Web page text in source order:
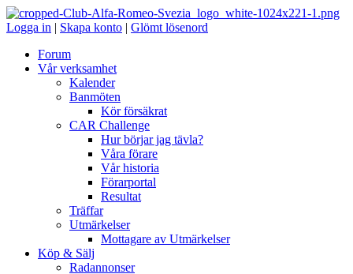
Logga in | Skapa konto | Glömt lösenord
Forum
Vår verksamhet
Kalender
Banmöten
Kör försäkrat
CAR Challenge
Hur börjar jag tävla?
Våra förare
Vår historia
Förarportal
Resultat
Träffar
Utmärkelser
Mottagare av Utmärkelser
Köp & Sälj
Radannonser